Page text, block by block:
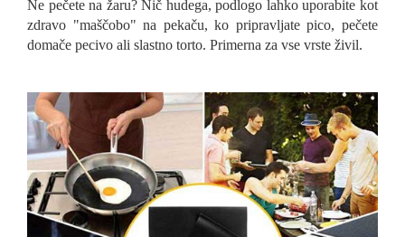
Ne pečete na žaru? Nič hudega, podlogo lahko uporabite kot
zdravo "maščobo" na pekaču, ko pripravljate pico, pečete
domače pecivo ali slastno torto. Primerna za vse vrste živil.